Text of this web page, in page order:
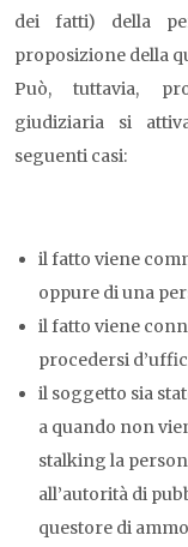
dei fatti) della
proposizione della
Può, tuttavia,
giudiziaria si
seguenti casi:
il fatto viene
oppure di una
il fatto viene
procedersi
il soggetto sia
a quando non
stalking la
all’autorità di
questore di